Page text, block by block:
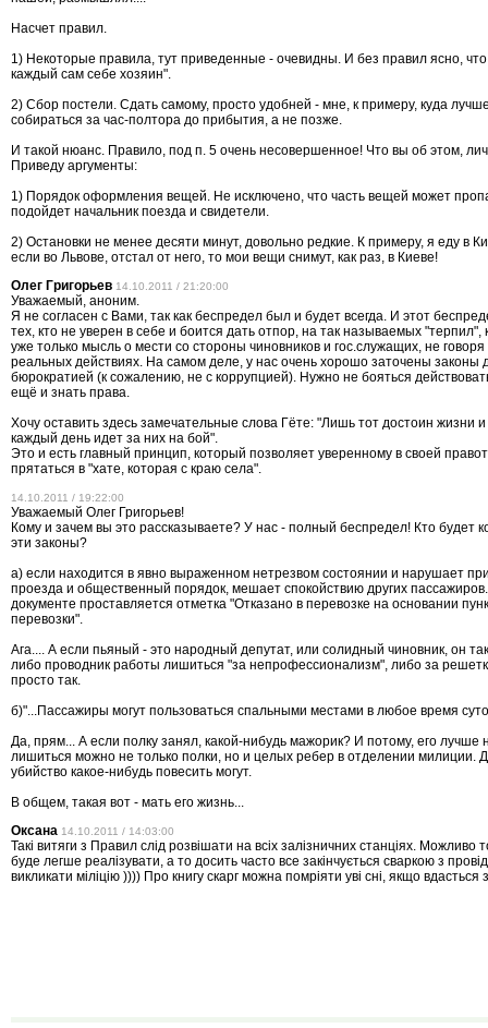
Насчет правил.
1) Некоторые правила, тут приведенные - очевидны. И без правил ясно,
каждый сам себе хозяин".
2) Сбор постели. Сдать самому, просто удобней - мне, к примеру, куда
собираться за час-полтора до прибытия, а не позже.
И такой нюанс. Правило, под п. 5 очень несовершенное! Что вы об этом,
Приведу аргументы:
1) Порядок оформления вещей. Не исключено, что часть вещей может
подойдет начальник поезда и свидетели.
2) Остановки не менее десяти минут, довольно редкие. К примеру, я еду в
если во Львове, отстал от него, то мои вещи снимут, как раз, в Киеве!
Олег Григорьев 14.10.2011 / 21:20:00
Уважаемый, аноним.
Я не согласен с Вами, так как беспредел был и будет всегда. И этот
тех, кто не уверен в себе и боится дать отпор, на так называемых "терпил",
уже только мысль о мести со стороны чиновников и гос.служащих, не
реальных действиях. На самом деле, у нас очень хорошо заточены законы
бюрократией (к сожалению, не с коррупцией). Нужно не бояться
ещё и знать права.
Хочу оставить здесь замечательные слова Гёте: "Лишь тот достоин жизни
каждый день идет за них на бой".
Это и есть главный принцип, который позволяет уверенному в своей
прятаться в "хате, которая с краю села".
14.10.2011 / 19:22:00
Уважаемый Олег Григорьев!
Кому и зачем вы это рассказываете? У нас - полный беспредел! Кто будет
эти законы?
а) если находится в явно выраженном нетрезвом состоянии и нарушает
проезда и общественный порядок, мешает спокойствию других
документе проставляется отметка "Отказано в перевозке на основании
перевозки".
Ага.... А если пьяный - это народный депутат, или солидный чиновник, он
либо проводник работы лишиться "за непрофессионализм", либо за
просто так.
б)"...Пассажиры могут пользоваться спальными местами в любое время
Да, прям... А если полку занял, какой-нибудь мажорик? И потому, его лучше
лишиться можно не только полки, но и целых ребер в отделении милиции.
убийство какое-нибудь повесить могут.
В общем, такая вот - мать его жизнь...
Оксана 14.10.2011 / 14:03:00
Такі витяги з Правил слід розвішати на всіх залізничних станціях. Можливо
буде легше реалізувати, а то досить часто все закінчується сваркою з
викликати міліцію )))) Про книгу скарг можна помріяти уві сні, якщо вдасться